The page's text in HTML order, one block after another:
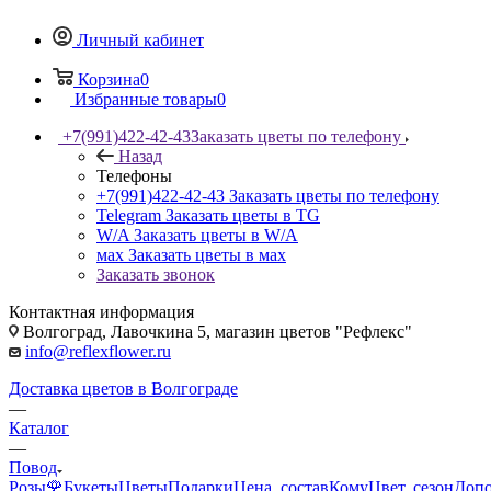
Личный кабинет
Корзина0
Избранные товары0
+7(991)422-42-43Заказать цветы по телефону
Назад
Телефоны
+7(991)422-42-43 Заказать цветы по телефону
Telegram Заказать цветы в TG
W/A Заказать цветы в W/A
мах Заказать цветы в мах
Заказать звонок
Контактная информация
Волгоград, Лавочкина 5, магазин цветов "Рефлекс"
info@reflexflower.ru
Доставка цветов в Волгограде
—
Каталог
—
Повод
Розы🌹БукетыЦветыПодаркиЦена, составКомуЦвет, сезон